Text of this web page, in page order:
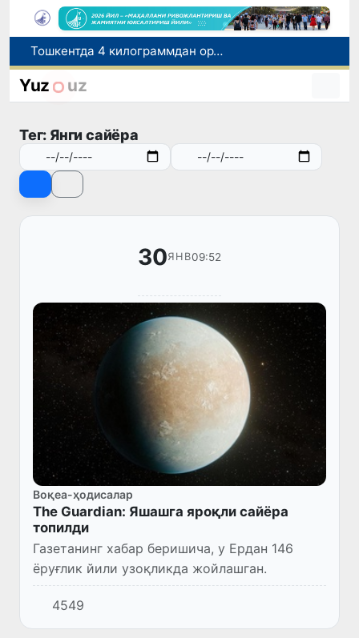
Ўқишини кўчириш бўйича рад этилган аризаларни 10 августга қадар таҳрирлаш мумкин
I ва II гуруҳ ногиронлиги бўлган фуқароларга пенсия проактив тарзда тайинланади
Тошкентда 4 килограммдан ортиқ гиёҳвандлик воситаларининг «закладка» усулида тарқатилишига чек қўйилди
Yuz uz
Тег: Янги сайёра
30ЯНВ09:52
Воқеа-ҳодисалар
The Guardian: Яшашга яроқли сайёра
топилди
Газетанинг хабар беришича, у Ердан 146
ёруғлик йили узоқликда жойлашган.
4549